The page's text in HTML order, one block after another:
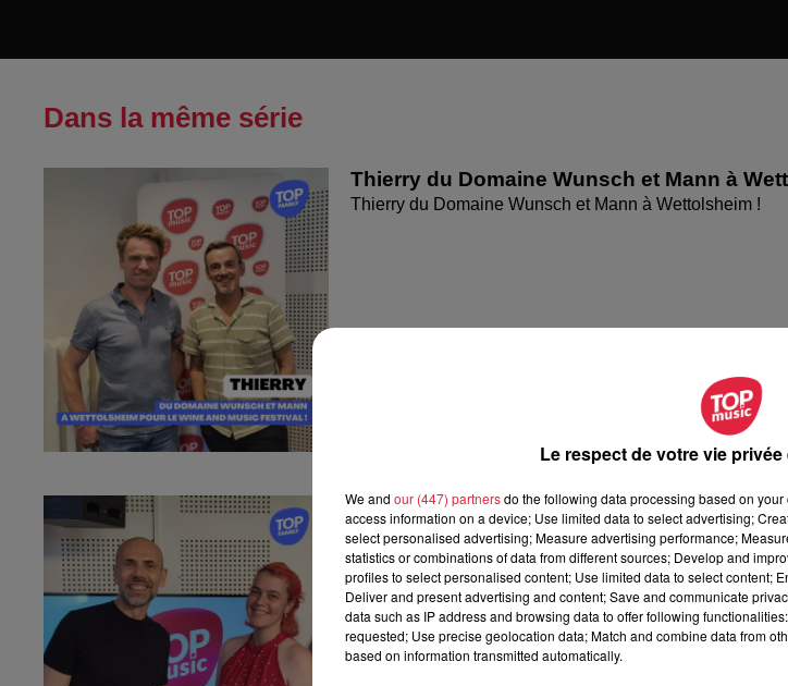
Dans la même série
Thierry du Domaine Wunsch et Mann à
Thierry du Domaine Wunsch et Mann à Wettolsheim !
Fanny nous présente le festival Festimania
Fanny nous présente le festival Festimania !
Le respect de votre vie
We and our (447) partnersdo the following data processing based on
access information on a device; Use limited data to select advertising;
select personalised advertising; Measure advertising performance;
statistics or combinations of data from different sources; Develop and
profiles to select personalised content; Use limited data to select content;
Deliver and present advertising and content; Save and communicate
data such as IP address and browsing data to offer following
requested; Use precise geolocation data; Match and combine data from
based on information transmitted automatically.